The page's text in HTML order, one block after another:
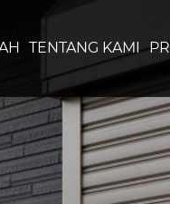
TENTANG KAMI